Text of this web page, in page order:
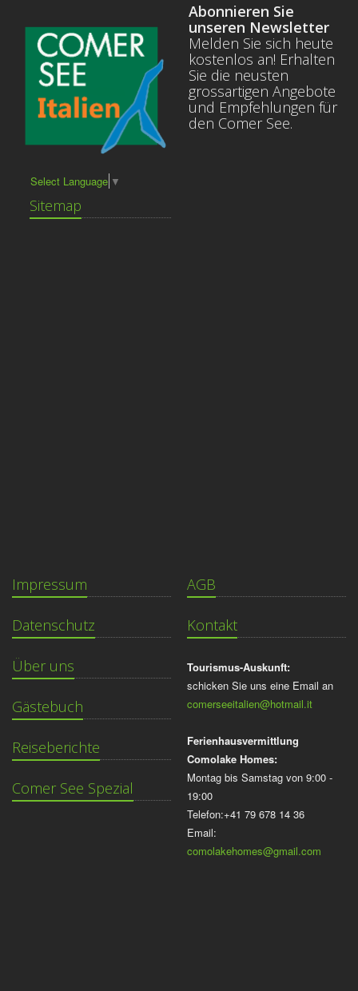
Select Language ▼
Sitemap
Abonnieren Sie
unseren Newsletter
Melden Sie sich heute
kostenlos an! Erhalten
Sie die neusten
grossartigen Angebote
und Empfehlungen für
den Comer See.
Impressum
Datenschutz
Über uns
Gästebuch
Reiseberichte
Comer See Spezial
AGB
Kontakt
Tourismus-Auskunft:
schicken Sie uns eine Email an
comerseeitalien@hotmail.it
Ferienhausvermittlung
Comolake Homes:
Montag bis Samstag von 9:00 -
19:00
Telefon:+41 79 678 14 36
Email:
comolakehomes@gmail.com